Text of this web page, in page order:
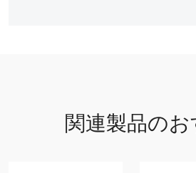
範囲
関連製品の